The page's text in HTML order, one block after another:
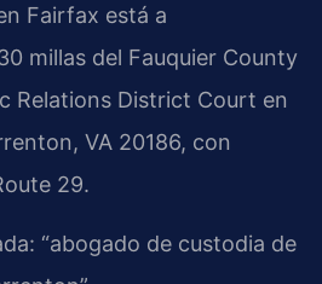
Fairfax está a
millas del Fauquier County
Relations District Court en
VA 20186, con
29.
“abogado de custodia de